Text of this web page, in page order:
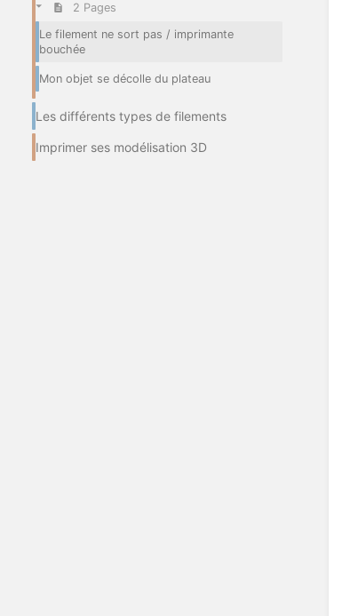
2 Pages
Le filement ne sort pas / imprimante
bouchée
Mon objet se décolle du plateau
Les différents types de filements
Imprimer ses modélisation 3D